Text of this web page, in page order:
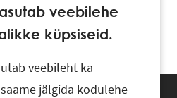
veebilehe
küpsiseid.
veebileht ka
jälgida kodulehe